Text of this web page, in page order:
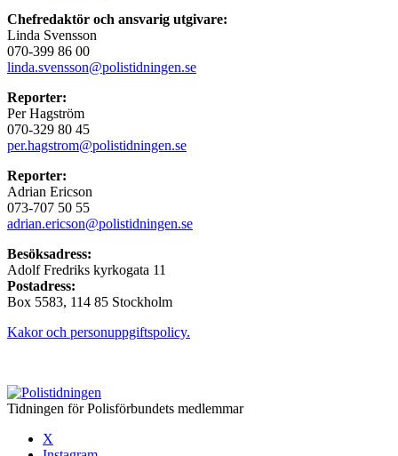
Chefredaktör och ansvarig utgivare:
Linda Svensson
070-399 86 00
linda.svensson@polistidningen.se
Reporter:
Per Hagström
070-329 80 45
per.hagstrom@polistidningen.se
Reporter:
Adrian Ericson
073-707 50 55
adrian.ericson@polistidningen.se
Besöksadress:
Adolf Fredriks kyrkogata 11
Postadress:
Box 5583, 114 85 Stockholm
Kakor och personuppgiftspolicy.
Tidningen för Polisförbundets medlemmar
X